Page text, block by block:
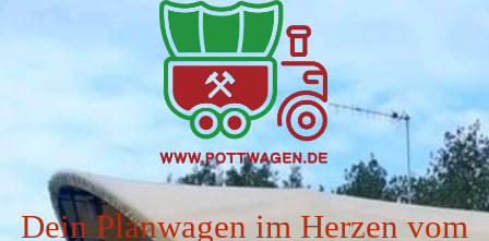
Dein Planwagen im Herzen vom